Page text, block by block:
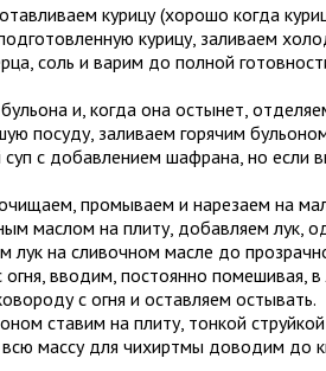
курицу (хорошо когда
курицу, заливаем
соль и варим до полной
и, когда она остынет,
посуду, заливаем горячим
суп с добавлением шафрана, но
промываем и нарезаем на
маслом на плиту, добавляем лук,
лук на сливочном масле до
вводим, постоянно помешивая,
с огня и оставляем остывать.
ставим на плиту, тонкой
массу для чихиртмы доводим до